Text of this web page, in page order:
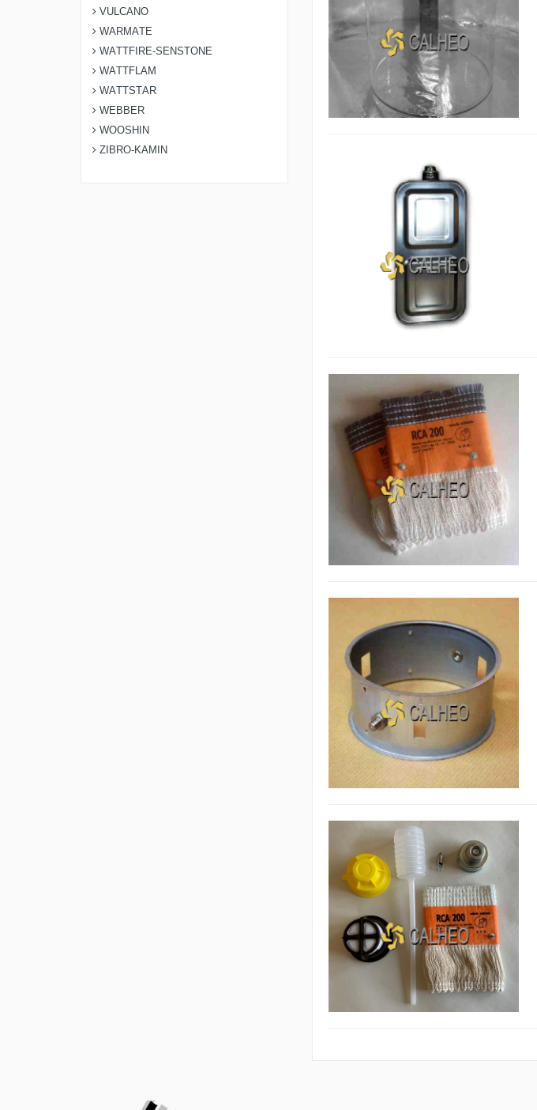
VULCANO
WARMATE
WATTFIRE-SENSTONE
WATTFLAM
WATTSTAR
WEBBER
WOOSHIN
ZIBRO-KAMIN